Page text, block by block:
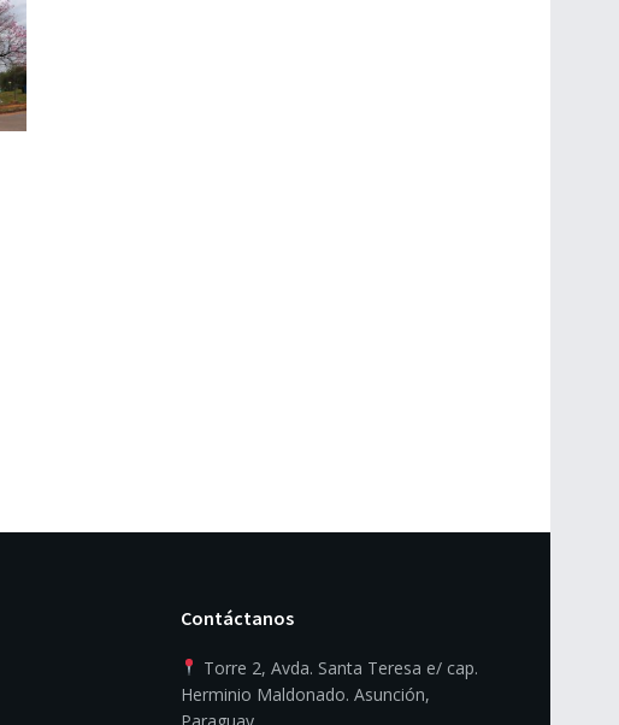
Contáctanos
Torre 2, Avda. Santa Teresa e/ cap.
Herminio Maldonado. Asunción,
Paraguay.